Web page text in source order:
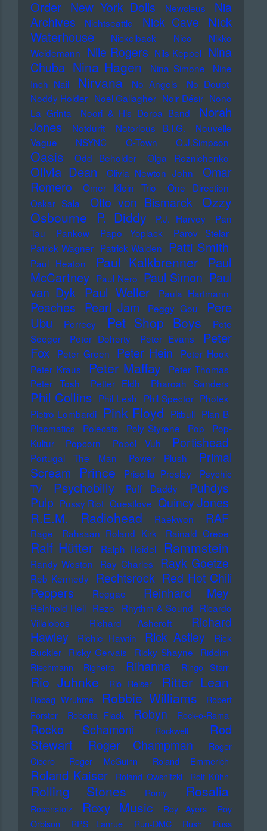
Order New York Dolls Newcleus
Nia
Archives
Nichtseattle Nick Cave
Nick
Waterhouse
Nickelback Nico
Nikko
Weidemann Nile Rogers Nils Keppel Nina
Chuba Nina Hagen Nina Simone
Nine
Inch Nail
Nirvana No Angels
No Doubt
Noddy Holder Noel Gallagher Noir Désir Nono
La Grinta
Noori & His Dorpa Band
Norah
Jones
Notdurft Notorious B.I.G.
Nouvelle
Vague
NSYNC O-Town O.J.Simpson
Oasis Odd Beholder Olga Reznichenko
Olivia Dean Olivia Newton John
Omar
Romero
Omer Klein Trio
One Direction
Oskar Sala
Otto von Bismarck Ozzy
Osbourne
P. Diddy P.J. Harvey
Pan
Tau
Pankow Papo Yoplack
Parov Stelar
Patrick Wagner Patrick Walden Patti Smith
Paul Heaton Paul Kalkbrenner
Paul
McCartney Paul Nero Paul Simon Paul
van Dyk Paul Weller Paula Hartmann
Peaches Pearl Jam Peggy Gou
Pere
Ubu
Perrecy Pet Shop Boys
Pete
Seeger
Peter Doherty Peter Evans
Peter
Fox
Peter Green Peter Hein
Peter Hook
Peter Kraus
Peter Maffay
Peter Thomas
Peter Tosh
Petter Eldh Pharoah Sanders
Phil Collins Phil Lesh Phil Spector Photek
Pietro Lombardi
Pink Floyd Pitbull Plan B
Plasmatics
Polecats Poly Styrene Pop
Pop-
Kultur
Popcorn Popol Vuh Portishead
Portugal The Man Power Plush
Primal
Scream
Prince Priscilla Presley
Psychic
TV
Psychobilly Puff Daddy
Puhdys
Pulp Pussy Riot Questlove Quincy Jones
R.E.M. Radiohead Raekwon RAF
Rage Rahsaan Roland Kirk Rainald Grebe
Ralf Hütter Ralph Heidel Rammstein
Randy Weston Ray Charles Rayk Goetze
Reb Kennedy Rechtsrock Red Hot Chili
Peppers
Reggae Reinhard Mey
Reinhold Heil Rezo Rhythm & Sound Ricardo
Villalobos
Richard Ashcroft
Richard
Hawley
Richie Hawtin Rick Astley
Rick
Buckler
Ricky Gervais Ricky Shayne Riddim
Riechmann Righeira Rihanna Ringo Starr
Rio Juhnke Rio Reiser Ritter Lean
Robag Wruhme Robbie Williams
Robert
Forster
Roberta Flack Robyn Rock-o-Rama
Rocko Schamoni Rockwell
Rod
Stewart
Roger Champman
Roger
Cicero
Roger McGuinn Roland Emmerich
Roland Kaiser Roland Owsnitzki Rolf Kühn
Rolling Stones Romy Rosalia
Rosenstolz Roxy Music Roy Ayers
Roy
Orbison
RPS Lanrue Run-DMC Rush
Russ